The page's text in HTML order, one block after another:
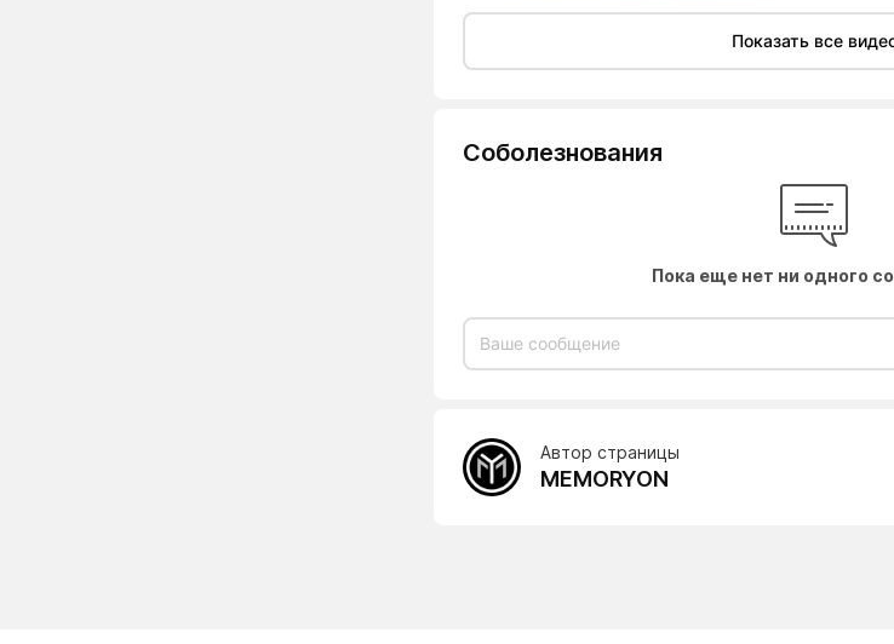
Показать все
Соболезнования
Пока еще нет ни одного
Автор страницы
MEMORYON